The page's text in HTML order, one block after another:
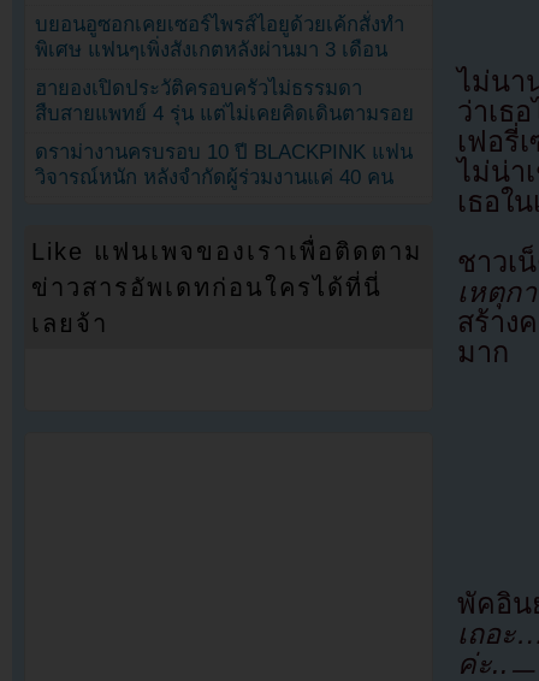
ไม่นา
ว่าเธ
เฟอรี่
ไม่น่า
เธอใ
ชาว
เหตุก
สร้าง
มาก
พัคอิน
เถอะ
ค่ะ..
บยอนอูซอกเคยเซอร์ไพรส์ไอยูด้วยเค้กสั่งทำ
พิเศษ แฟนๆเพิ่งสังเกตหลังผ่านมา 3 เดือน
ฮายองเปิดประวัติครอบครัวไม่ธรรมดา
สืบสายแพทย์ 4 รุ่น แต่ไม่เคยคิดเดินตามรอย
ดราม่างานครบรอบ 10 ปี BLACKPINK แฟน
วิจารณ์หนัก หลังจำกัดผู้ร่วมงานแค่ 40 คน
Like แฟนเพจของเราเพื่อติดตาม
ข่าวสารอัพเดทก่อนใครได้ที่นี่
เลยจ้า